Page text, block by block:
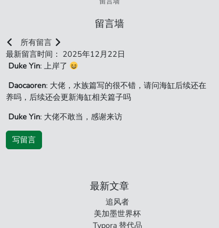
留言墙
所有留言
最新留言时间： 2025年12月22日
Duke Yin: 上岸了
Daocaoren: 大佬，水族篇写的很不错，请问海缸后续还在
养吗，后续还会更新海缸相关篇子吗
Duke Yin: 大佬不敢当，感谢来访
写留言
最新文章
追风者
美加墨世界杯
Typora 替代品